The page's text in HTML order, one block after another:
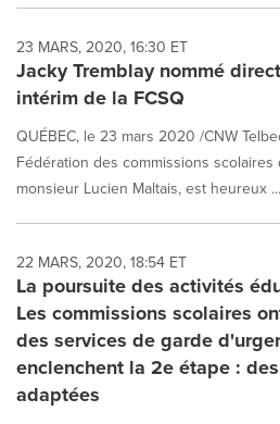
23 MARS, 2020, 16:30 ET
Jacky Tremblay nommé
intérim de la FCSQ
QUÉBEC, le 23 mars 2020 /CNW
Fédération des commissions scolaires
monsieur Lucien Maltais, est heureux ...
22 MARS, 2020, 18:54 ET
La poursuite des activités
Les commissions scolaires
des services de garde
enclenchent la 2e étape :
adaptées